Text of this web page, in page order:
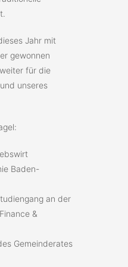
Jahr mit
gewonnen
für die
unseres
Baden-
an der
&
Gemeinderates